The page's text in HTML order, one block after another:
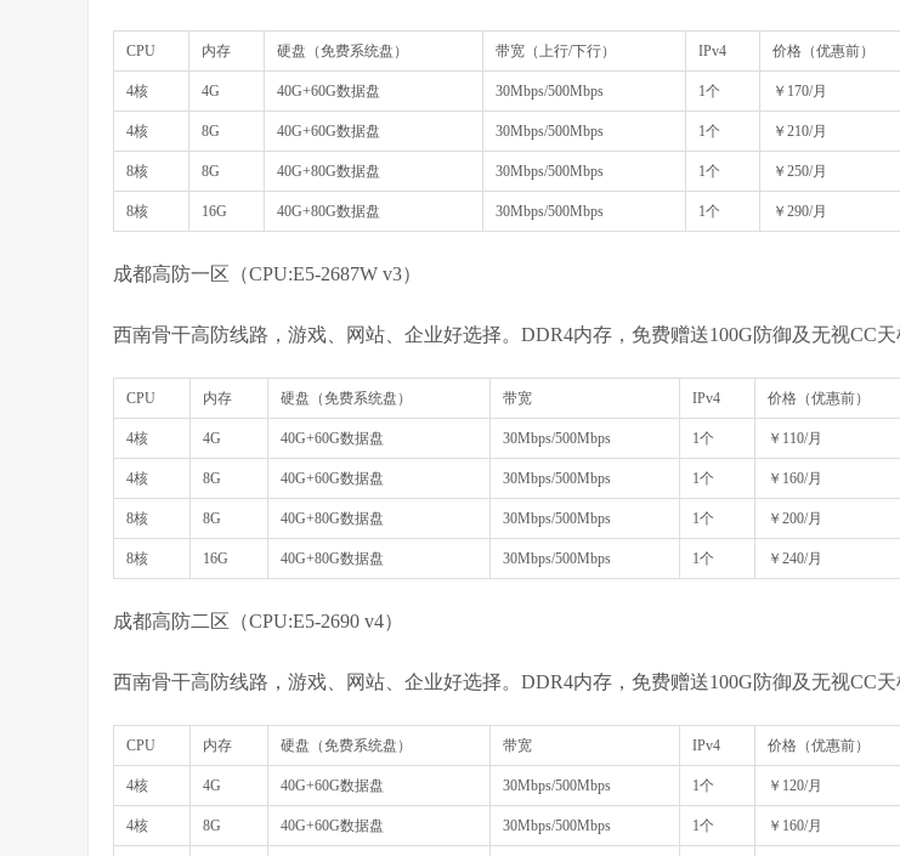
CPU 内存 硬盘（免费系统盘） 带宽（上行/下行） IPv4 价格（优惠前）
4核 4G 40G+60G数据盘 30Mbps/500Mbps 1个 ￥170/月
4核 8G 40G+60G数据盘 30Mbps/500Mbps 1个 ￥210/月
8核 8G 40G+80G数据盘 30Mbps/500Mbps 1个 ￥250/月
8核 16G 40G+80G数据盘 30Mbps/500Mbps 1个 ￥290/月
成都高防一区（CPU:E5-2687W v3）
西南骨干高防线路，游戏、网站、企业好选择。DDR4内存，免费赠送100G防御及无视CC天
CPU 内存 硬盘（免费系统盘） 带宽 IPv4 价格（优惠前）
4核 4G 40G+60G数据盘 30Mbps/500Mbps 1个 ￥110/月
4核 8G 40G+60G数据盘 30Mbps/500Mbps 1个 ￥160/月
8核 8G 40G+80G数据盘 30Mbps/500Mbps 1个 ￥200/月
8核 16G 40G+80G数据盘 30Mbps/500Mbps 1个 ￥240/月
成都高防二区（CPU:E5-2690 v4）
西南骨干高防线路，游戏、网站、企业好选择。DDR4内存，免费赠送100G防御及无视CC天
CPU 内存 硬盘（免费系统盘） 带宽 IPv4 价格（优惠前）
4核 4G 40G+60G数据盘 30Mbps/500Mbps 1个 ￥120/月
4核 8G 40G+60G数据盘 30Mbps/500Mbps 1个 ￥160/月